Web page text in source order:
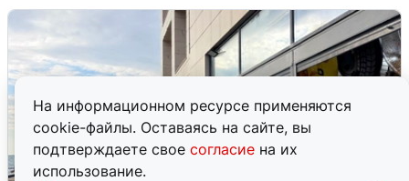
На информационном ресурсе применяются
cookie-файлы. Оставаясь на сайте, вы
подтверждаете свое согласие на их
использование.